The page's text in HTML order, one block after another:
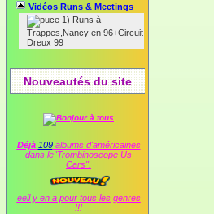
Vidéos Runs & Meetings
1) Runs à
Trappes,Nancy en 96+Circuit
Dreux 99
Nouveautés du site
Déjà 109albums d'américaines
dans le"Trombinoscope Us
Cars".
eeil y en a pour tous les genres
!!!